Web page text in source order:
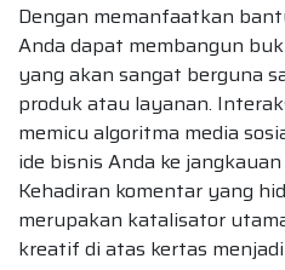
Dengan memanfaatkan
Anda dapat membangun
yang akan sangat berguna
produk atau layanan.
memicu algoritma media
ide bisnis Anda ke
Kehadiran komentar yang
merupakan katalisator
kreatif di atas kertas